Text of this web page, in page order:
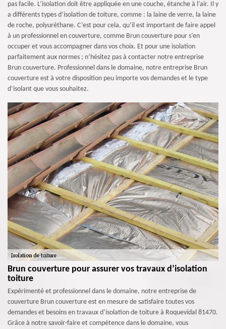
pas facile. L’isolation doit être appliquée en une couche, étanche à l’air. Il y
a différents types d’isolation de toiture, comme : la laine de verre, la laine
de roche, polyuréthane. C’est pour cela, qu’il est important de faire appel
à un professionnel en couverture, comme Brun couverture pour s’en
occuper et vous accompagner dans vos choix. Et pour une isolation
parfaitement aux normes ; n’hésitez pas à contacter notre entreprise
Brun couverture. Professionnel dans le domaine, notre entreprise Brun
couverture est à votre disposition peu importe vos demandes et le type
d’isolant que vous souhaitez.
Brun couverture pour assurer vos travaux d’isolation
toiture
Expérimenté et professionnel dans le domaine, notre entreprise de
couverture Brun couverture est en mesure de satisfaire toutes vos
demandes et besoins en travaux d’isolation de toiture à Roquevidal 81470.
Grâce à notre savoir-faire et compétence dans le domaine, vous